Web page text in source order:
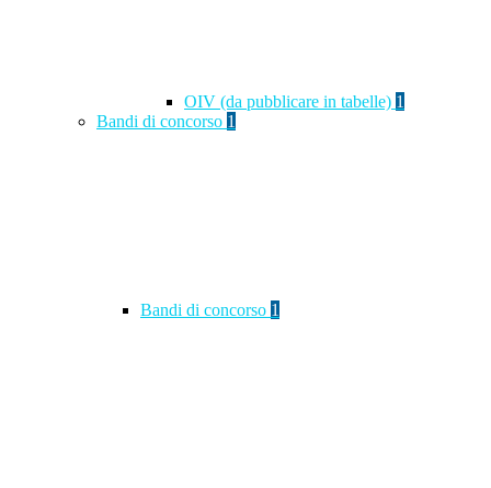
OIV (da pubblicare in tabelle) 1
Bandi di concorso 1
Bandi di concorso 1